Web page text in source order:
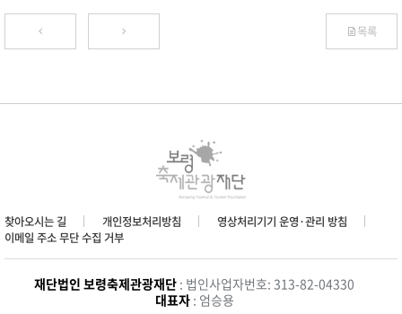
목록
찾아오시는 길 개인정보처리방침
영상처리기기 운영·관리 방침
이메일 주소 무단 수집 거부
재단법인 보령축제관광재단 : 법인사업자번호: 313-82-04330
대표자: 엄승용